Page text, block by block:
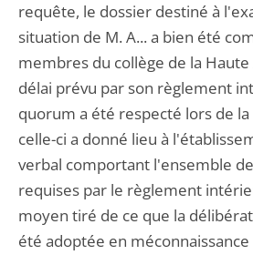
requête, le dossier destiné à
situation de M. A... a bien été
membres du collège de la
délai prévu par son règlement
quorum a été respecté lors de
celle-ci a donné lieu à
verbal comportant l'ensemble
requises par le règlement
moyen tiré de ce que la
été adoptée en